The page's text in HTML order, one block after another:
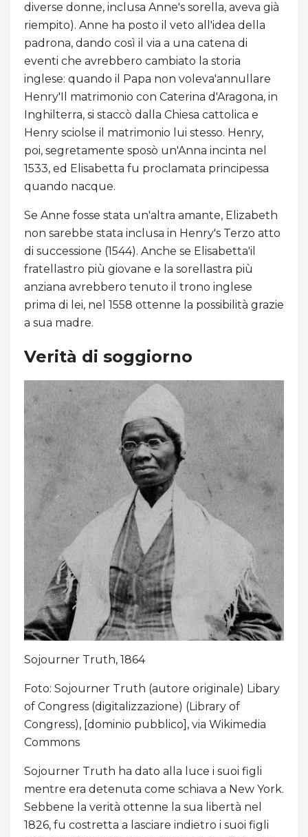
diverse donne, inclusa Anne's sorella, aveva già
riempito). Anne ha posto il veto all'idea della
padrona, dando così il via a una catena di
eventi che avrebbero cambiato la storia
inglese: quando il Papa non voleva'annullare
Henry'Il matrimonio con Caterina d'Aragona, in
Inghilterra, si staccò dalla Chiesa cattolica e
Henry sciolse il matrimonio lui stesso. Henry,
poi, segretamente sposò un'Anna incinta nel
1533, ed Elisabetta fu proclamata principessa
quando nacque.
Se Anne fosse stata un'altra amante, Elizabeth
non sarebbe stata inclusa in Henry's Terzo atto
di successione (1544). Anche se Elisabetta'il
fratellastro più giovane e la sorellastra più
anziana avrebbero tenuto il trono inglese
prima di lei, nel 1558 ottenne la possibilità grazie
a sua madre.
Verità di soggiorno
Sojourner Truth, 1864
Foto: Sojourner Truth (autore originale) Libary
of Congress (digitalizzazione) (Library of
Congress), [dominio pubblico], via Wikimedia
Commons
Sojourner Truth ha dato alla luce i suoi figli
mentre era detenuta come schiava a New York.
Sebbene la verità ottenne la sua libertà nel
1826, fu costretta a lasciare indietro i suoi figli